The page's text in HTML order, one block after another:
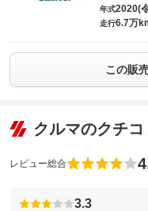
年式2020(
走行6.7万
この販
クルマのクチコ
レビュー総合
3.3